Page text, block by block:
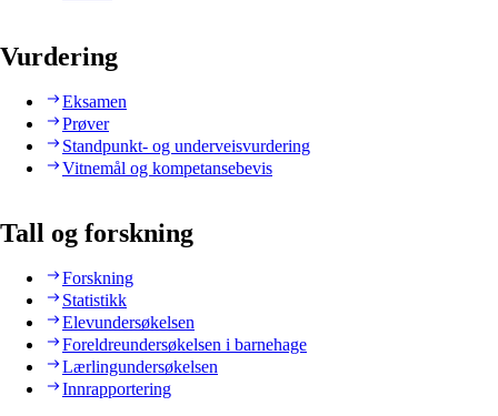
Vurdering
Eksamen
Prøver
Standpunkt- og underveisvurdering
Vitnemål og kompetansebevis
Tall og forskning
Forskning
Statistikk
Elevundersøkelsen
Foreldreundersøkelsen i barnehage
Lærlingundersøkelsen
Innrapportering